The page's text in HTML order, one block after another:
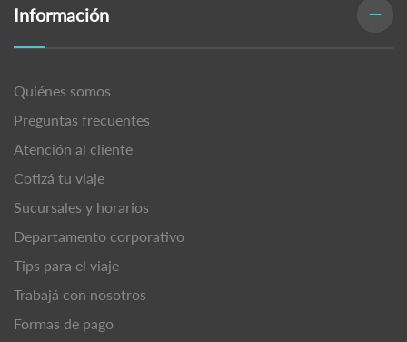
Información
Quiénes somos
Preguntas frecuentes
Atención al cliente
Cotizá tu viaje
Sucursales y horarios
Departamento corporativo
Tips para el viaje
Trabajá con nosotros
Formas de pago